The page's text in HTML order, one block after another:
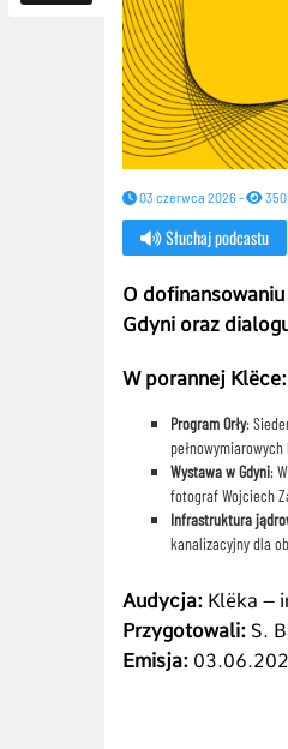
03 czerwca 2026 - 350
Słuchaj podcastu
O
Gdyni oraz
W porannej Klëce:
Program Orły:
Wystawa w Gdyni:
fotograf Wojciech
Infrastruktura
kanalizacyjny dla
Audycja: Klëka –
Przygotowali: S.
Emisja: